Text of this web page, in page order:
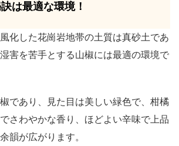
は最適な環境！
化した花崗岩地帯の土質は真砂土であ
害を苦手とする山椒には最適の環境で
であり、見た目は美しい緑色で、柑橘
さわやかな香り、ほどよい辛味で上品
韻が広がります。